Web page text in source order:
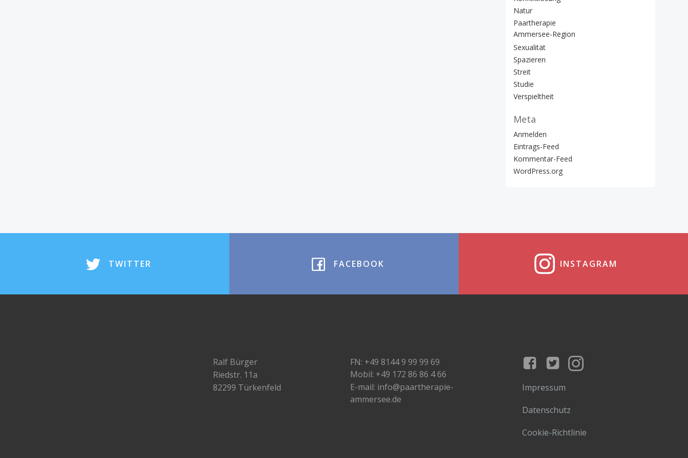
Natur
Paartherapie
Ammersee-Region
Sexualität
Spazieren
Streit
Studie
Verspieltheit
Meta
Anmelden
Eintrags-Feed
Kommentar-Feed
WordPress.org
TWITTER FACEBOOK INSTAGRAM
Ralf Bürger
Riedstr. 11a
82299 Türkenfeld
FN: +49 8144 9 99 99 69
Mobil: +49 172 86 86 4 66
E-mail: info@paartherapie-
ammersee.de
Impressum
Datenschutz
Cookie-Richtlinie